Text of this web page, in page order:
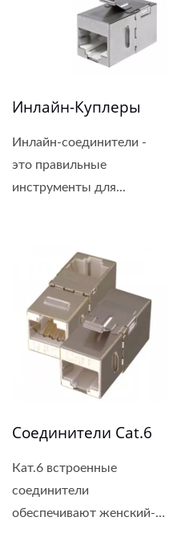
Инлайн-Куплеры
Инлайн-соединители -
это правильные
инструменты для...
Соединители Cat.6
Кат.6 встроенные
соединители
обеспечивают женский-